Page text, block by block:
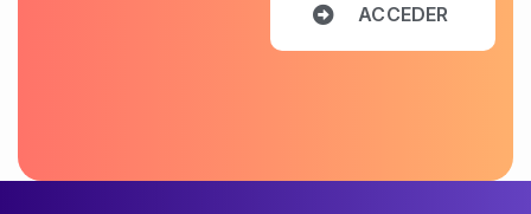
ACCEDER